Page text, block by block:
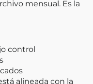
mensual. Es la
control
alineada con la